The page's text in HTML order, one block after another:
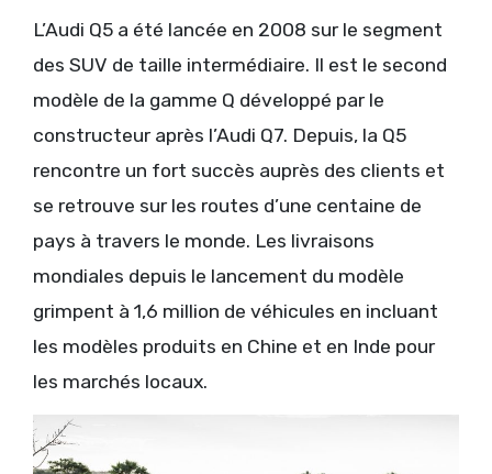
L’Audi Q5 a été lancée en 2008 sur le segment
des SUV de taille intermédiaire. Il est le second
modèle de la gamme Q développé par le
constructeur après l’Audi Q7. Depuis, la Q5
rencontre un fort succès auprès des clients et
se retrouve sur les routes d’une centaine de
pays à travers le monde. Les livraisons
mondiales depuis le lancement du modèle
grimpent à 1,6 million de véhicules en incluant
les modèles produits en Chine et en Inde pour
les marchés locaux.